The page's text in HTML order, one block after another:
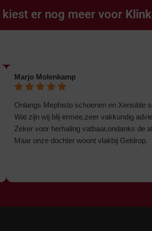
kiest er nog meer voor
Marjo Molenkamp
Onlangs Mephisto schoenen en Xensible
Wat zijn wij blij ermee,zeer vakkundig
Zeker voor herhaling vatbaar,ondanks de
Maar onze dochter woont vlakbij Geldrop.